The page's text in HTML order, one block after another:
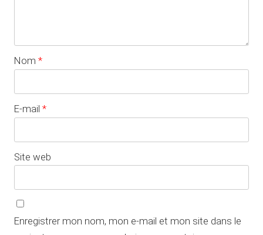
Nom *
E-mail *
Site web
Enregistrer mon nom, mon e-mail et mon site dans le